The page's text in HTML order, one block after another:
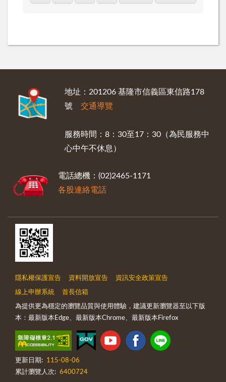
地址：201206 基隆市信義區東信路178
號 交通導覽
服務時間：8：30至17：30（為民服務中
心中午不休息）
電話總機：(02)2465-1171
各股連絡電話
隱私權保護宣告 資料開放宣告 資訊安全政策宣告
線上申辦系統 首長信箱
為提供更為穩定的瀏覽品質與使用體驗，建議更新瀏覽器至以下版
本：最新版本Edge、最新版本Chrome、最新版本Firefox
更新日期:
115-08-06
累計瀏覽人次: 6400724